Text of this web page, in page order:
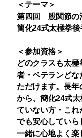
＜テーマ＞
第四回 股関節の
簡化24式太極拳
＜参加資格＞
どのクラスも太
者・ベテランどな
ただけます。長年
から、簡化24式太
ていない方・これ
でも安心していら
一緒に心地よく楽